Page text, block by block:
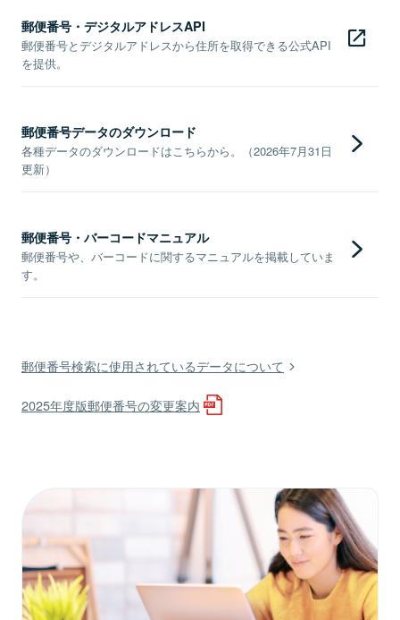
郵便番号・デジタルアドレスAPI
郵便番号とデジタルアドレスから住所を取得できる公式API
を提供。
郵便番号データのダウンロード
各種データのダウンロードはこちらから。（2026年7月31日
更新）
郵便番号・バーコードマニュアル
郵便番号や、バーコードに関するマニュアルを掲載していま
す。
郵便番号検索に使用されているデータについて
2025年度版郵便番号の変更案内